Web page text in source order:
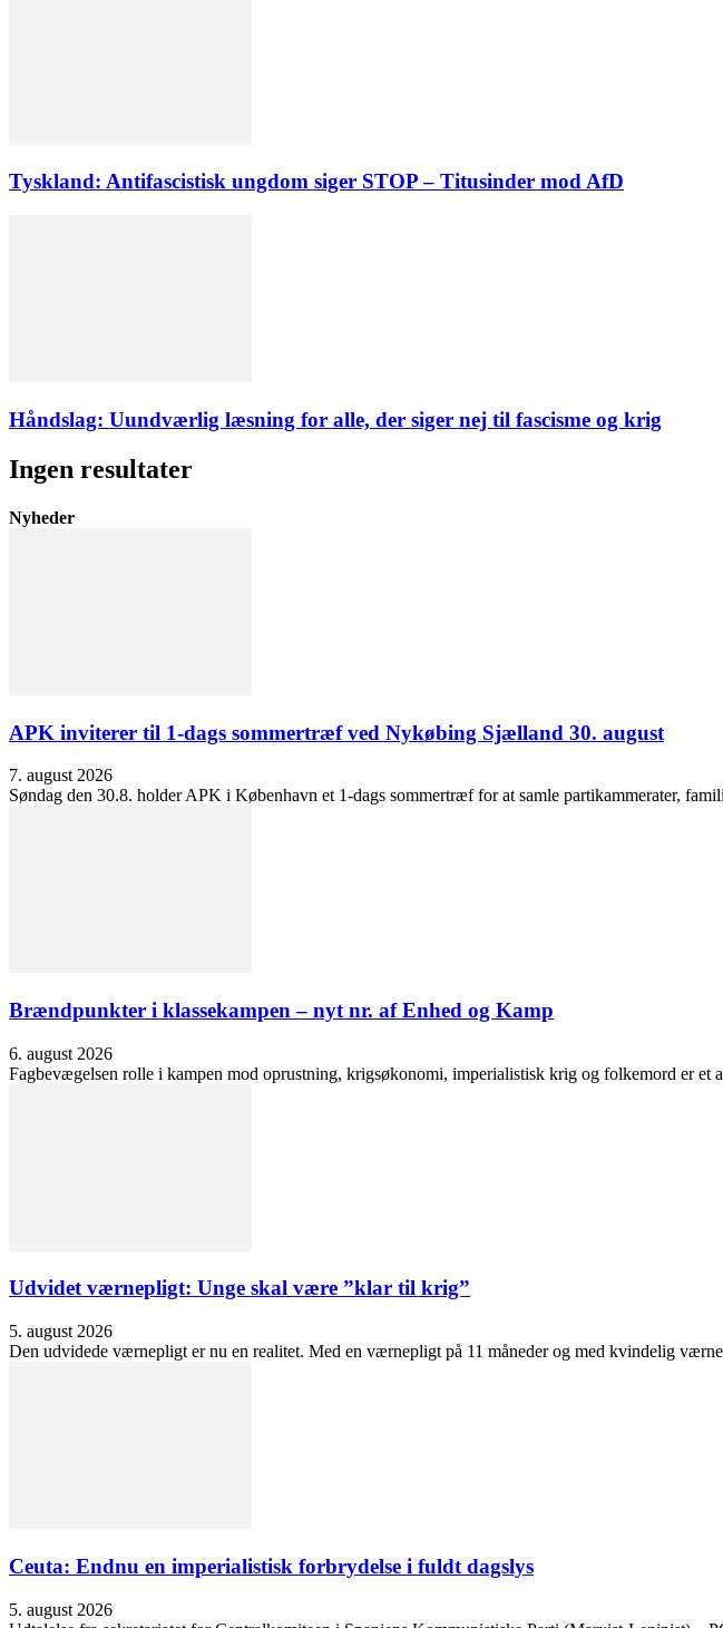
Tyskland: Antifascistisk ungdom siger STOP – Titusinder mod AfD
Håndslag: Uundværlig læsning for alle, der siger nej til fascisme og krig
Ingen resultater
Nyheder
APK inviterer til 1-dags sommertræf ved Nykøbing Sjælland 30. august
7. august 2026
Søndag den 30.8. holder APK i København et 1-dags sommertræf for at samle partikammerater,
Brændpunkter i klassekampen – nyt nr. af Enhed og Kamp
6. august 2026
Fagbevægelsen rolle i kampen mod oprustning, krigsøkonomi, imperialistisk krig og folkemord er et
Udvidet værnepligt: Unge skal være ”klar til krig”
5. august 2026
Den udvidede værnepligt er nu en realitet. Med en værnepligt på 11 måneder og med kvindelig
Ceuta: Endnu en imperialistisk forbrydelse i fuldt dagslys
5. august 2026